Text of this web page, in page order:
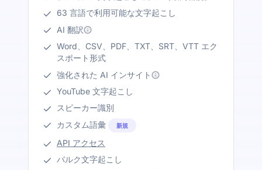
63 言語で利用可能な文字起こし
AI 翻訳
Word、CSV、PDF、TXT、SRT、VTT エク
スポート形式
強化された AI インサイト
YouTube 文字起こし
スピーカー識別
カスタム語彙
新規
API アクセス
バルク文字起こし